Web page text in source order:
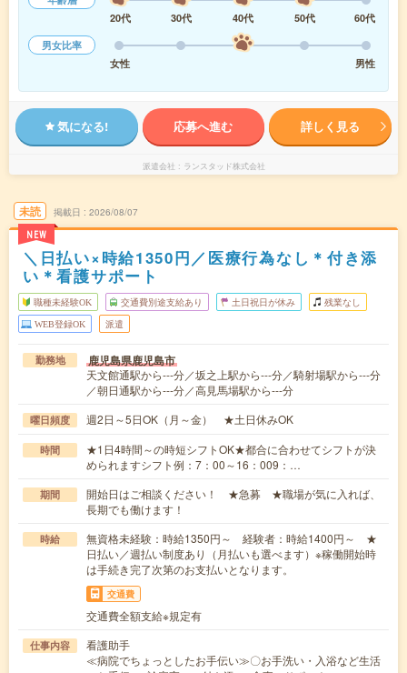
20代
30代 40代 50代
60代
男女比率
女性
男性
気になる! 応募へ進む 詳しく見る
派遣会社 ランスタッド株式会社
未読
NEW
掲載日 2026/08/07
＼日払い×時給1350円／医療行為なし＊付き添
い＊看護サポート
職種未経験OK 交通費別途支給あり 土日祝日が休み 残業なし
WEB登録OK 派遣
勤務地 鹿児島県鹿児島市
天文館通駅から---分／坂之上駅から---分／騎射場駅から---分
／朝日通駅から---分／高見馬場駅から---分
曜日頻度 週2日～5日OK（月～金） ★土日休みOK
時間
★1日4時間～の時短シフトOK★都合に合わせてシフトが決
められますシフト例：7：00～16：009：…
期間
開始日はご相談ください！ ★急募 ★職場が気に入れば、
長期でも働けます！
時給
無資格未経験：時給1350円～ 経験者：時給1400円～ ★
日払い／週払い制度あり（月払いも選べます）※稼働開始時
は手続き完了次第のお支払いとなります。
交通費
交通費全額支給※規定有
仕事内容
看護助手
≪病院でちょっとしたお手伝い≫〇お手洗い・入浴など生活